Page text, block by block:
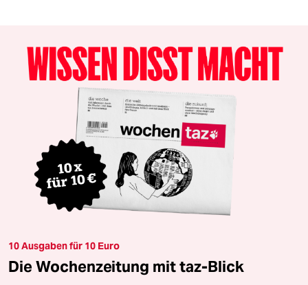
10 Ausgaben für 10 Euro
Die Wochenzeitung mit taz-Blick